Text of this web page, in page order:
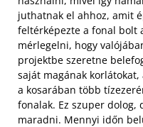
juthatnak el ahhoz, amit
feltérképezte a fonal bolt
mérlegelni, hogy
projektbe szeretne
saját magának
a kosarában több
fonalak. Ez szuper dolog,
maradni. Mennyi időn